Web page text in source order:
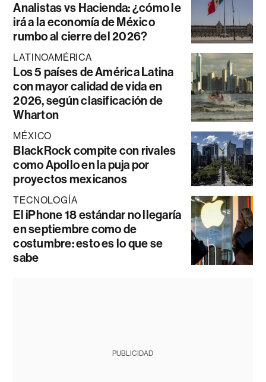
Analistas vs Hacienda: ¿cómo le
irá a la economía de México
rumbo al cierre del 2026?
LATINOAMÉRICA
Los 5 países de América Latina
con mayor calidad de vida en
2026, según clasificación de
Wharton
MÉXICO
BlackRock compite con rivales
como Apollo en la puja por
proyectos mexicanos
TECNOLOGÍA
El iPhone 18 estándar no llegaría
en septiembre como de
costumbre: esto es lo que se
sabe
PUBLICIDAD